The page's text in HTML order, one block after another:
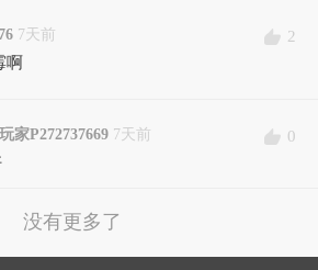
7天前
2
啊
玩家P272737669 7天前
0
没有更多了